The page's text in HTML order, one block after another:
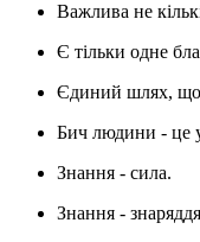
Важлива не
Є тільки одне
Єдиний шлях, що
Бич людини - це
Знання - сила.
Знання -